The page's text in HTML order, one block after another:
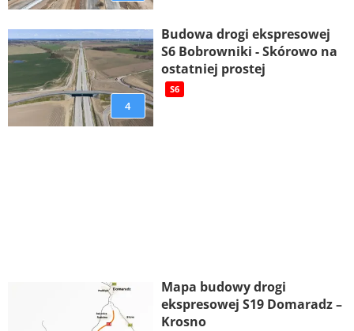
4
Budowa drogi ekspresowej
S6 Bobrowniki - Skórowo na
ostatniej prostej
S6
Mapa budowy drogi
ekspresowej S19 Domaradz –
Krosno